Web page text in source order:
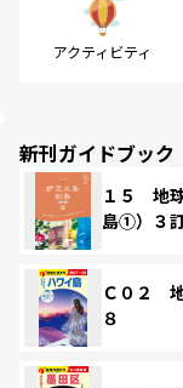
アクティビティ
新刊ガイドブック
１５ 地
島①）３
Ｃ０２
８